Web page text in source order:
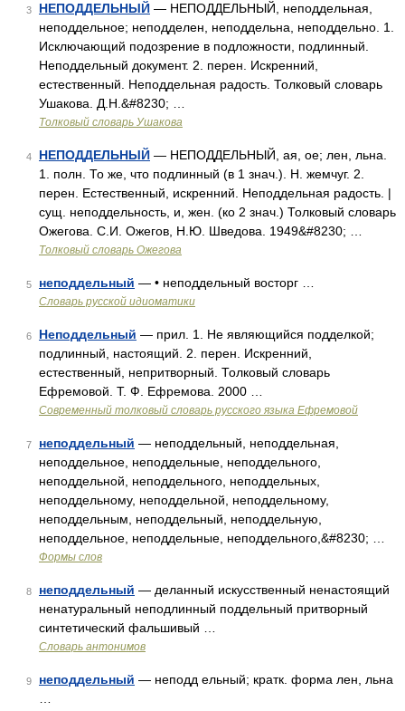
3 НЕПОДДЕЛЬНЫЙ — НЕПОДДЕЛЬНЫЙ, неподдельная,
неподдельное; неподделен, неподдельна, неподдельно. 1.
Исключающий подозрение в подложности, подлинный.
Неподдельный документ. 2. перен. Искренний,
естественный. Неподдельная радость. Толковый словарь
Ушакова. Д.Н.&#8230; …
Толковый словарь Ушакова
4 НЕПОДДЕЛЬНЫЙ — НЕПОДДЕЛЬНЫЙ, ая, ое; лен, льна.
1. полн. То же, что подлинный (в 1 знач.). Н. жемчуг. 2.
перен. Естественный, искренний. Неподдельная радость. |
сущ. неподдельность, и, жен. (ко 2 знач.) Толковый словарь
Ожегова. С.И. Ожегов, Н.Ю. Шведова. 1949&#8230; …
Толковый словарь Ожегова
5 неподдельный — • неподдельный восторг …
Словарь русской идиоматики
6 Неподдельный — прил. 1. Не являющийся подделкой;
подлинный, настоящий. 2. перен. Искренний,
естественный, непритворный. Толковый словарь
Ефремовой. Т. Ф. Ефремова. 2000 …
Современный толковый словарь русского языка Ефремовой
7 неподдельный — неподдельный, неподдельная,
неподдельное, неподдельные, неподдельного,
неподдельной, неподдельного, неподдельных,
неподдельному, неподдельной, неподдельному,
неподдельным, неподдельный, неподдельную,
неподдельное, неподдельные, неподдельного,&#8230; …
Формы слов
8 неподдельный — деланный искусственный ненастоящий
ненатуральный неподлинный поддельный притворный
синтетический фальшивый …
Словарь антонимов
9 неподдельный — неподд ельный; кратк. форма лен, льна